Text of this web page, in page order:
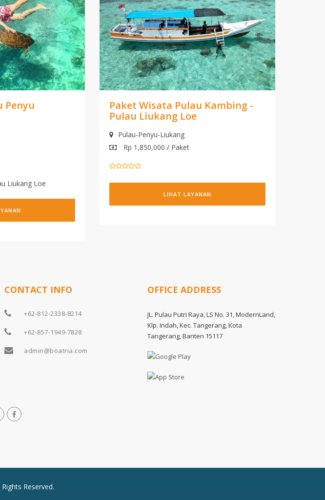
Penyu
Liukang Loe
Paket Wisata Pulau Kambing -
Pulau Liukang Loe
Pulau-Penyu-Liukang
Rp 1,850,000 / Paket
LIHAT LAYANAN
CONTACT INFO
+62-812-2338-8214
+62-857-1949-7828
admin@boatria.com
OFFICE ADDRESS
JL. Pulau Putri Raya, LS No. 31, ModernLand,
Klp. Indah, Kec. Tangerang, Kota
Tangerang, Banten 15117
Reserved.